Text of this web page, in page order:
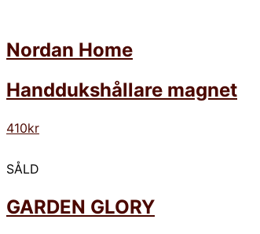
Nordan Home
Handdukshållare magnet
410kr
SÅLD
GARDEN GLORY